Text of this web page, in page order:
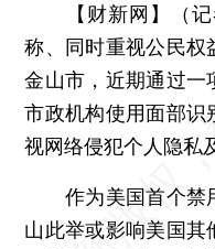
【财新网】（
称、同时重视公民权
金山市，近期通过一
市政机构使用面部识
视网络侵犯个人隐私
作为美国首个禁
山此举或影响美国其